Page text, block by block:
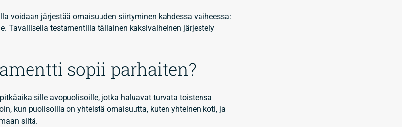
voidaan järjestää omaisuuden siirtyminen kahdessa vaiheessa:
Tavallisella testamentilla tällainen kaksivaiheinen järjestely
sopii parhaiten?
avopuolisoille, jotka haluavat turvata toistensa
kun puolisoilla on yhteistä omaisuutta, kuten yhteinen koti, ja
siitä.